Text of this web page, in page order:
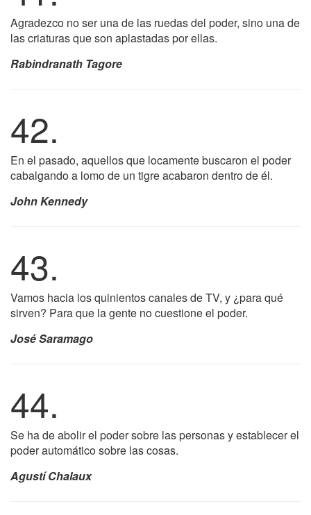
Agradezco no ser una de las ruedas del poder, sino una de
las criaturas que son aplastadas por ellas.
Rabindranath Tagore
42.
En el pasado, aquellos que locamente buscaron el poder
cabalgando a lomo de un tigre acabaron dentro de él.
John Kennedy
43.
Vamos hacia los quinientos canales de TV, y ¿para qué
sirven? Para que la gente no cuestione el poder.
José Saramago
44.
Se ha de abolir el poder sobre las personas y establecer el
poder automático sobre las cosas.
Agustí Chalaux